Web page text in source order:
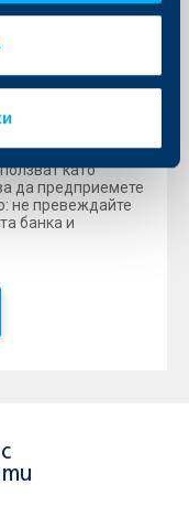
на уеб
че ние или наши
като
да предприемете
не превеждайте
банка и